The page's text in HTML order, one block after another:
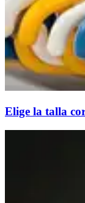
Elige la talla